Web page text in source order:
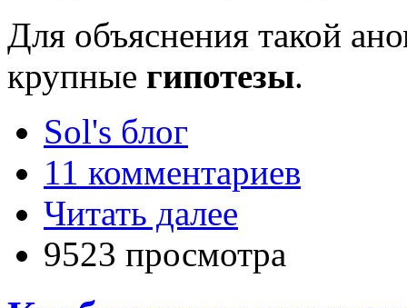
Для объяснения такой
крупные гипотезы.
Sol's блог
11 комментариев
Читать далее
9523 просмотра